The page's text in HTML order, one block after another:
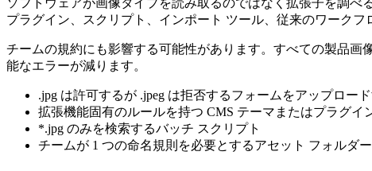
ソフトウェアが画像タイプを読み取るのではなく拡張子を調
プラグイン、スクリプト、インポート ツール、従来のワークフ
チームの規約にも影響する可能性があります。すべての製品
能なエラーが減ります。
.jpg は許可するが .jpeg は拒否するフォームをアップロー
拡張機能固有のルールを持つ CMS テーマまたはプラグイ
*.jpg のみを検索するバッチ スクリプト
チームが 1 つの命名規則を必要とするアセット フォルダー